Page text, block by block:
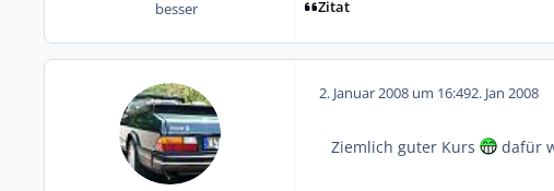
besser
Zitat
2. Januar 2008 um 16:492. Jan 2008
Ziemlich guter Kurs dafür